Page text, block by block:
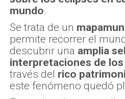
mundo.
Se trata de un
permite recorrer el
descubrir una amplia
interpretaciones de
través del rico
este fenómeno quedó